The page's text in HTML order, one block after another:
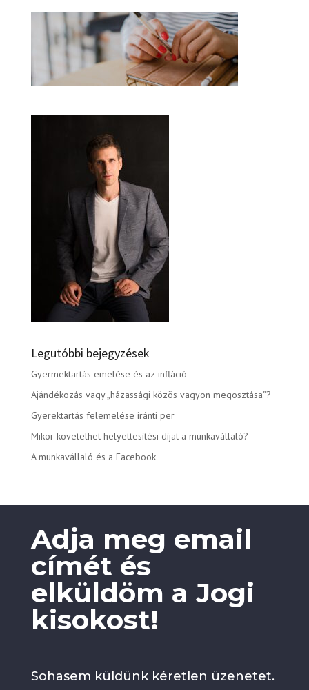
Legutóbbi bejegyzések
Gyermektartás emelése és az infláció
Ajándékozás vagy „házassági közös vagyon megosztása”?
Gyerektartás felemelése iránti per
Mikor követelhet helyettesítési díjat a munkavállaló?
A munkavállaló és a Facebook
Adja meg email
címét és
elküldöm a Jogi
kisokost!
Sohasem küldünk kéretlen üzenetet.